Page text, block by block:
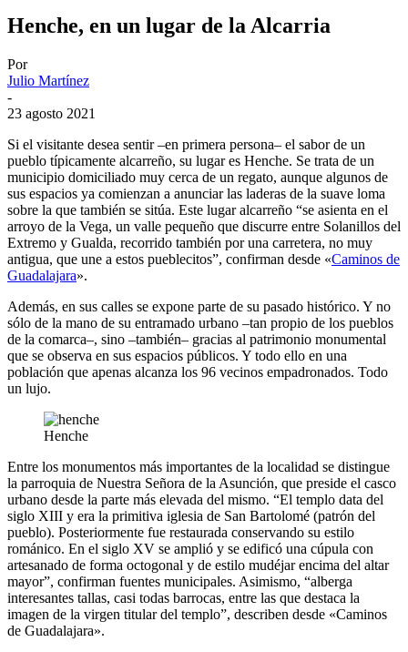
Henche, en un lugar de la Alcarria
Por
Julio Martínez
-
23 agosto 2021
Si el visitante desea sentir –en primera persona– el sabor de un
pueblo típicamente alcarreño, su lugar es Henche. Se trata de un
municipio domiciliado muy cerca de un regato, aunque algunos de
sus espacios ya comienzan a anunciar las laderas de la suave loma
sobre la que también se sitúa. Este lugar alcarreño “se asienta en el
arroyo de la Vega, un valle pequeño que discurre entre Solanillos del
Extremo y Gualda, recorrido también por una carretera, no muy
antigua, que une a estos pueblecitos”, confirman desde «Caminos de
Guadalajara».
Además, en sus calles se expone parte de su pasado histórico. Y no
sólo de la mano de su entramado urbano –tan propio de los pueblos
de la comarca–, sino –también– gracias al patrimonio monumental
que se observa en sus espacios públicos. Y todo ello en una
población que apenas alcanza los 96 vecinos empadronados. Todo
un lujo.
Henche
Entre los monumentos más importantes de la localidad se distingue
la parroquia de Nuestra Señora de la Asunción, que preside el casco
urbano desde la parte más elevada del mismo. “El templo data del
siglo XIII y era la primitiva iglesia de San Bartolomé (patrón del
pueblo). Posteriormente fue restaurada conservando su estilo
románico. En el siglo XV se amplió y se edificó una cúpula con
artesanado de forma octogonal y de estilo mudéjar encima del altar
mayor”, confirman fuentes municipales. Asimismo, “alberga
interesantes tallas, casi todas barrocas, entre las que destaca la
imagen de la virgen titular del templo”, describen desde «Caminos
de Guadalajara».